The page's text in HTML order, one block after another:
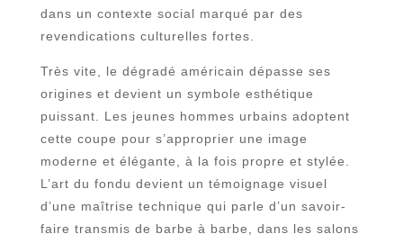
dans un contexte social marqué par des
revendications culturelles fortes.
Très vite, le dégradé américain dépasse ses
origines et devient un symbole esthétique
puissant. Les jeunes hommes urbains adoptent
cette coupe pour s’approprier une image
moderne et élégante, à la fois propre et stylée.
L’art du fondu devient un témoignage visuel
d’une maîtrise technique qui parle d’un savoir-
faire transmis de barbe à barbe, dans les salons